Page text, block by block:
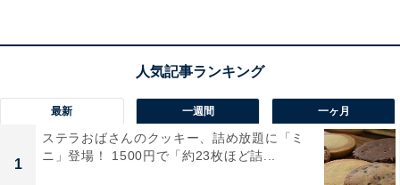
最新 一週間 一ヶ月
1
ステラおばさんのクッキー、詰め放題に「ミ
ニ」登場！ 1500円で「約23枚ほど詰...